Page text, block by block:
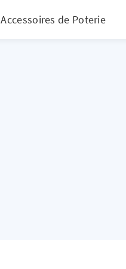
Accessoires de Poterie